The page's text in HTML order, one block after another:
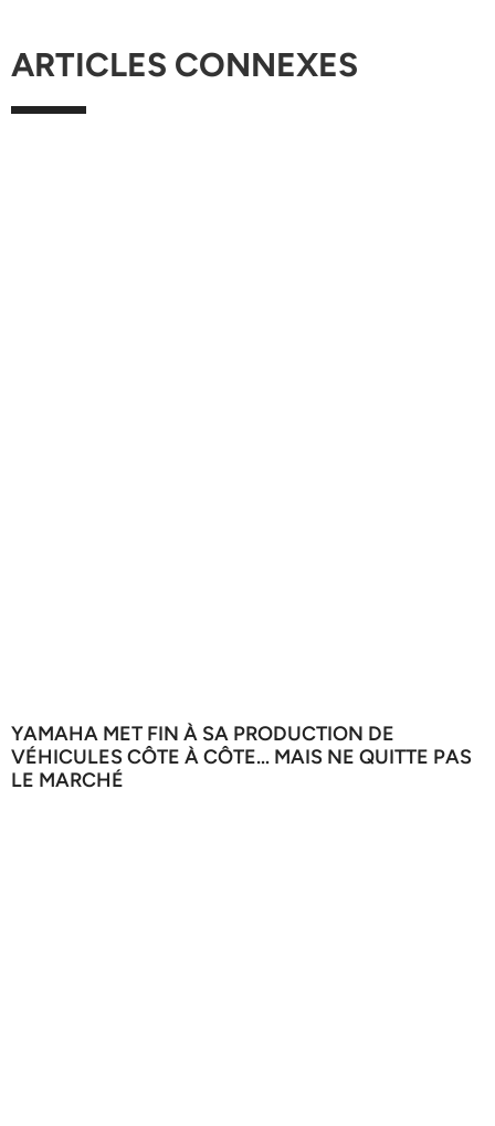
ARTICLES CONNEXES
YAMAHA MET FIN À SA PRODUCTION DE
VÉHICULES CÔTE À CÔTE… MAIS NE QUITTE PAS
LE MARCHÉ